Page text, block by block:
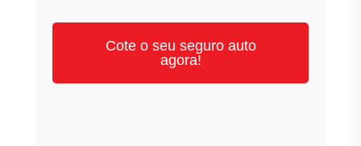
Cote o seu seguro auto
agora!